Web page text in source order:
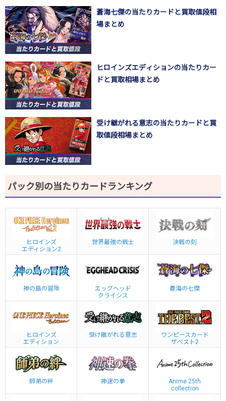
蒼海七傑の当たりカードと買取値段相
場まとめ
ヒロインズエディションの当たりカー
ドと買取相場まとめ
受け継がれる意志の当たりカードと買
取値段相場まとめ
パック別の当たりカードランキング
ヒロインズ
エディション2
世界最強の戦士 決戦の刻
神の島の冒険
エッグヘッド
クライシス
蒼海の七傑
ヒロインズ
エディション
受け継がれる意志
ワンピースカード
ザベスト2
師弟の絆 神速の拳
Anime 25th
collection